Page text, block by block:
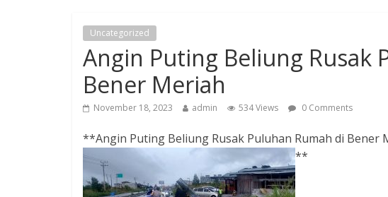
Uncategorized
Angin Puting Beliung Rusak
Bener Meriah
November 18, 2023 admin 534 Views 0 Comments
**Angin Puting Beliung Rusak Puluhan Rumah di Bener
**